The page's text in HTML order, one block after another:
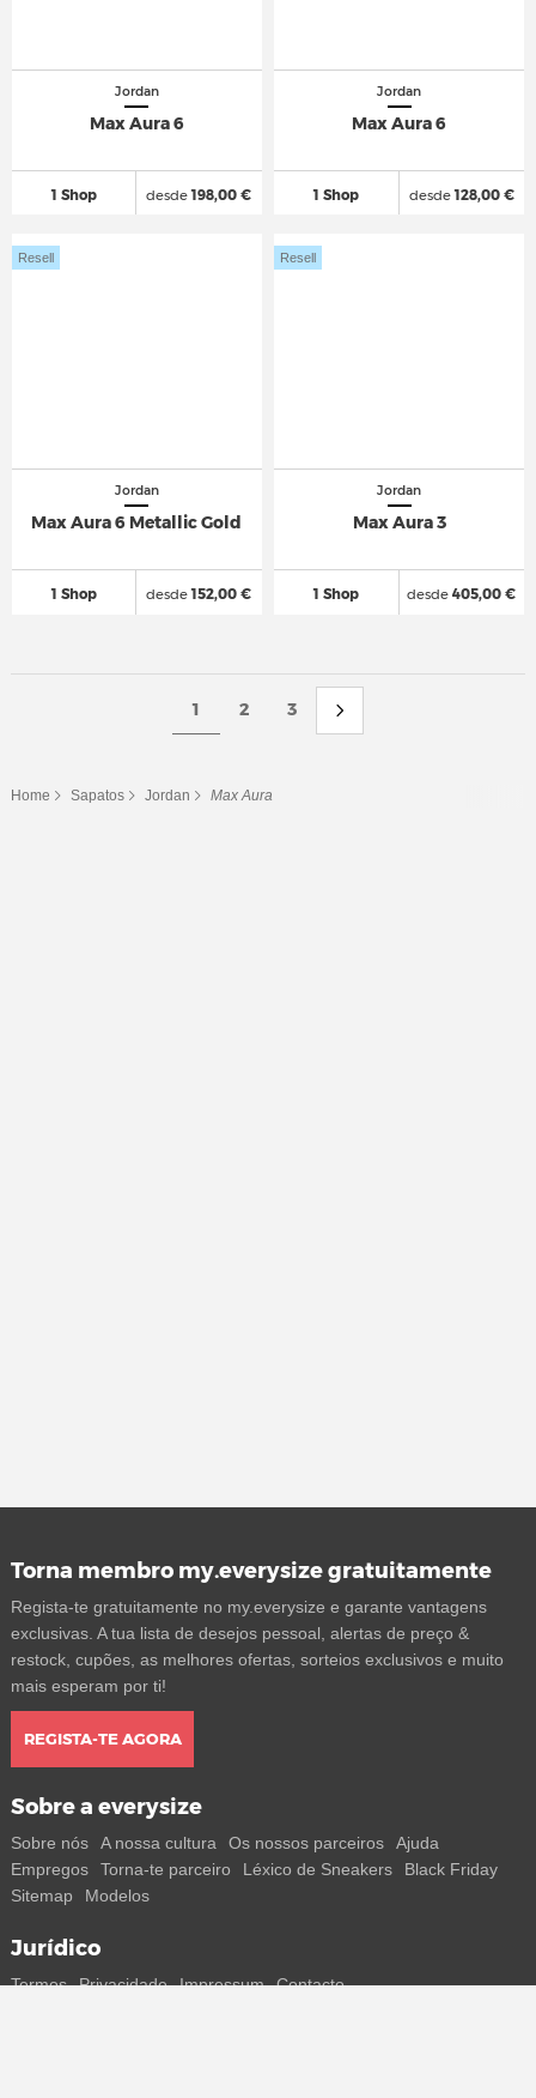
Jordan
Max Aura 6
1 Shop desde198,00 €
Jordan
Max Aura 6
1 Shop desde128,00 €
Jordan
Max Aura 6 Metallic Gold
1 Shop
Resell
desde152,00 €
Jordan
Max Aura 3
1 Shop
Resell
desde 405,00 €
1 2 3
Home Sapatos Jordan Max Aura
Torna membro my.everysize gratuitamente
Regista-te gratuitamente no my.everysize e garante vantagens
exclusivas. A tua lista de desejos pessoal, alertas de preço &
restock, cupões, as melhores ofertas, sorteios exclusivos e muito
mais esperam por ti!
REGISTA-TE AGORA
Sobre a everysize
Sobre nós A nossa cultura Os nossos parceiros
Ajuda
Empregos
Torna-te parceiro Léxico de Sneakers
Black Friday
Sitemap
Modelos
Jurídico
Termos Privacidade Impressum Contacto